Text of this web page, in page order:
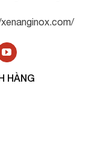
HÀNG